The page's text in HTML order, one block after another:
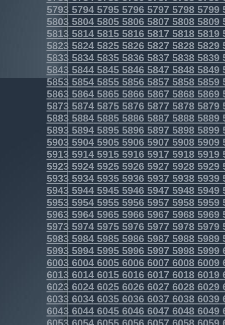
5793579457955796579757985799
5803580458055806580758085809
5813581458155816581758185819
5823582458255826582758285829
5833583458355836583758385839
5843584458455846584758485849
5853585458555856585758585859
5863586458655866586758685869
5873587458755876587758785879
5883588458855886588758885889
5893589458955896589758985899
5903590459055906590759085909
5913591459155916591759185919
5923592459255926592759285929
5933593459355936593759385939
5943594459455946594759485949
5953595459555956595759585959
5963596459655966596759685969
5973597459755976597759785979
5983598459855986598759885989
5993599459955996599759985999
6003600460056006600760086009
6013601460156016601760186019
6023602460256026602760286029
6033603460356036603760386039
6043604460456046604760486049